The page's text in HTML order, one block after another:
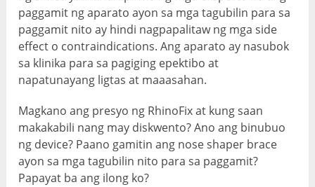
paggamit ng aparato ayon sa mga tagubilin para sa
paggamit nito ay hindi nagpapalitaw ng mga side
effect o contraindications. Ang aparato ay nasubok
sa klinika para sa pagiging epektibo at
napatunayang ligtas at maaasahan.
Magkano ang presyo ng RhinoFix at kung saan
makakabili nang may diskwento? Ano ang binubuo
ng device? Paano gamitin ang nose shaper brace
ayon sa mga tagubilin nito para sa paggamit?
Papayat ba ang ilong ko?